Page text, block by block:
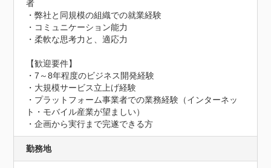
者
・弊社と同規模の組織での就業経験
・コミュニケーション能力
・柔軟な思考力と、適応力
【歓迎要件】
・7～8年程度のビジネス開発経験
・大規模サービス立上げ経験
・プラットフォーム事業者での業務経験（インターネッ
ト・モバイル産業が望ましい）
・企画から実行まで完遂できる方
勤務地